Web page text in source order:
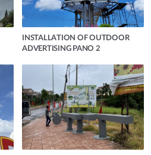
INSTALLATION OF OUTDOOR
ADVERTISING PANO 2